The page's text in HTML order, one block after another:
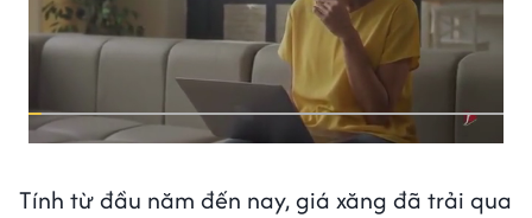
Tính từ đầu năm đến nay, giá xăng đã trải qua